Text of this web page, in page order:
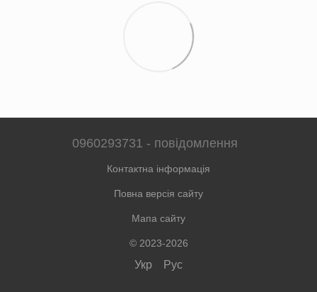
0960293731 - повідомлення
Контактна інформація
Повна версія сайту
Мапа сайту
© 2023-2026
Укр Рус